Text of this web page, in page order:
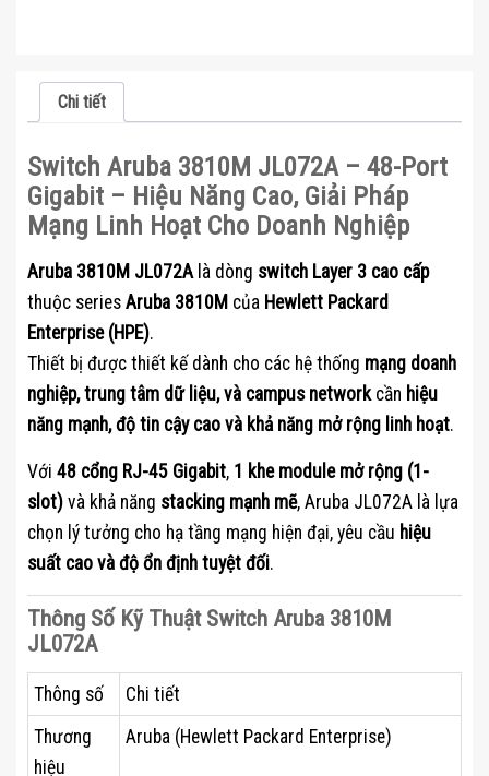
Chi tiết
Switch Aruba 3810M JL072A – 48-Port
Gigabit – Hiệu Năng Cao, Giải Pháp
Mạng Linh Hoạt Cho Doanh Nghiệp
Aruba 3810M JL072Alà dòng switch Layer 3 cao cấp
thuộc series Aruba 3810M của Hewlett Packard
Enterprise (HPE).
Thiết bị được thiết kế dành cho các hệ thống mạng doanh
nghiệp, trung tâm dữ liệu, và campus networkcần hiệu
năng mạnh, độ tin cậy cao và khả năng mở rộng linh hoạt.
Với 48 cổng RJ-45 Gigabit, 1 khe module mở rộng (1-
slot) và khả năng stacking mạnh mẽ, Aruba JL072A là lựa
chọn lý tưởng cho hạ tầng mạng hiện đại, yêu cầu hiệu
suất cao và độ ổn định tuyệt đối.
Thông Số Kỹ Thuật Switch Aruba 3810M
JL072A
Thông số
Chi tiết
Thương
hiệu
Aruba (Hewlett Packard Enterprise)